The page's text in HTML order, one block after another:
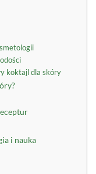
koktajl dla skóry
i nauka